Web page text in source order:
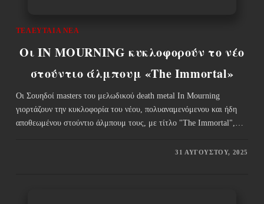
ΤΕΛΕΥΤΑΊΑ ΝΈΑ
Οι IN MOURNING κυκλοφορούν το νέο
στούντιο άλμπουμ «The Immortal»
Οι Σουηδοί masters του μελωδικού death metal In Mourning
γιορτάζουν την κυκλοφορία του νέου, πολυαναμενόμενου και ήδη
αποθεωμένου στούντιο άλμπουμ τους, με τίτλο "The Immortal",…
31 ΑΥΓΟΎΣΤΟΥ, 2025